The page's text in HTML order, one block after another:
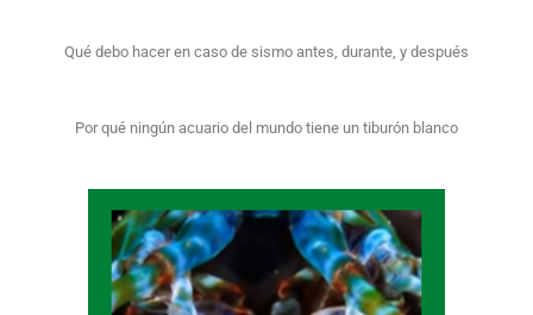
Qué debo hacer en caso de sismo antes, durante, y después
Por qué ningún acuario del mundo tiene un tiburón blanco